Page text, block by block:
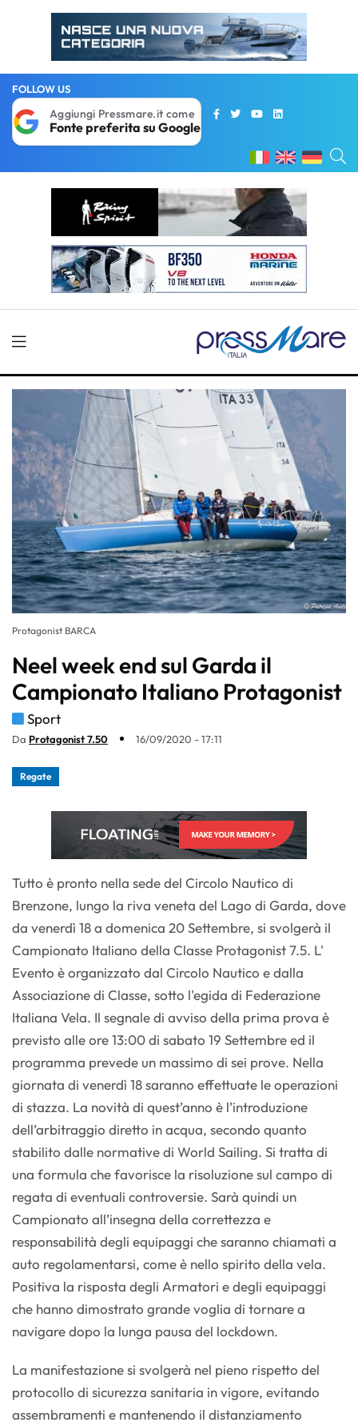
FOLLOW US
Aggiungi Pressmare.it come
Fonte preferita su Google
Protagonist BARCA
Neel week end sul Garda il
Campionato Italiano Protagonist
Sport
Da Protagonist 7.50 16/09/2020 - 17:11
Regate
Tutto è pronto nella sede del Circolo Nautico di
Brenzone, lungo la riva veneta del Lago di Garda, dove
da venerdì 18 a domenica 20 Settembre, si svolgerà il
Campionato Italiano della Classe Protagonist 7.5. L'
Evento è organizzato dal Circolo Nautico e dalla
Associazione di Classe, sotto l'egida di Federazione
Italiana Vela. Il segnale di avviso della prima prova è
previsto alle ore 13:00 di sabato 19 Settembre ed il
programma prevede un massimo di sei prove. Nella
giornata di venerdì 18 saranno effettuate le operazioni
di stazza. La novità di quest’anno è l’introduzione
dell’arbitraggio diretto in acqua, secondo quanto
stabilito dalle normative di World Sailing. Si tratta di
una formula che favorisce la risoluzione sul campo di
regata di eventuali controversie. Sarà quindi un
Campionato all’insegna della correttezza e
responsabilità degli equipaggi che saranno chiamati a
auto regolamentarsi, come è nello spirito della vela.
Positiva la risposta degli Armatori e degli equipaggi
che hanno dimostrato grande voglia di tornare a
navigare dopo la lunga pausa del lockdown.
La manifestazione si svolgerà nel pieno rispetto del
protocollo di sicurezza sanitaria in vigore, evitando
assembramenti e mantenendo il distanziamento